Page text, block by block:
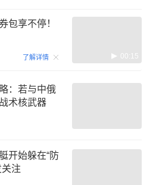
包享不停！
了解详情 00:15
：若与中俄
术核武器
开始躲在“防
注